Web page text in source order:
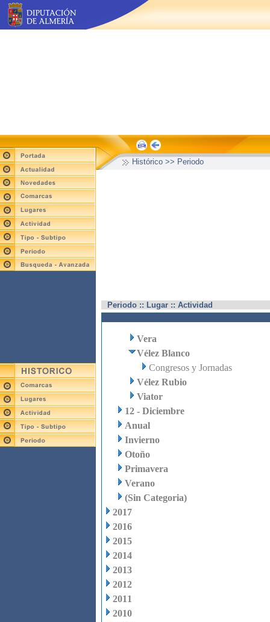
Histórico >> Periodo
Periodo :: Lugar :: Actividad
Vera
Vélez Blanco
Congresos y Jornadas
Vélez Rubio
Viator
12 - Diciembre
Anual
Invierno
Otoño
Primavera
Verano
(Sin Categoria)
2017
2016
2015
2014
2013
2012
2011
2010